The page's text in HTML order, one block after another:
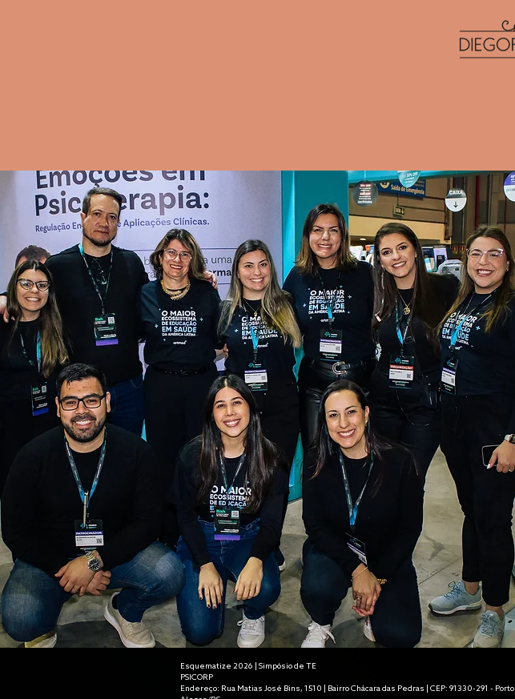
Esquematize 2026 | Simpósio de TE
​PSICORP
Endereço: Rua Matias José Bins, 1510 | Bairro Chácara das Pedras | CEP: 91330-291 - Porto